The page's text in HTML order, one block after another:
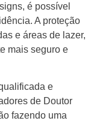
é possível
A proteção
e áreas de lazer,
mais seguro e
e
de Doutor
fazendo uma